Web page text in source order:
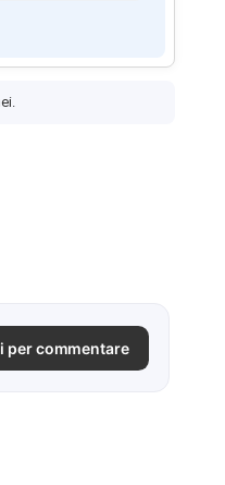
per commentare